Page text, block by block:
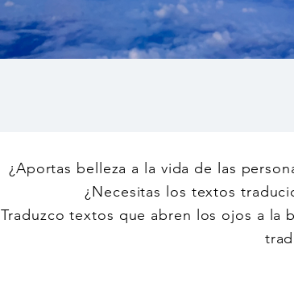
¿Aportas belleza a la vida de las
¿Necesitas los textos
Traduzco textos que abren los ojos a la